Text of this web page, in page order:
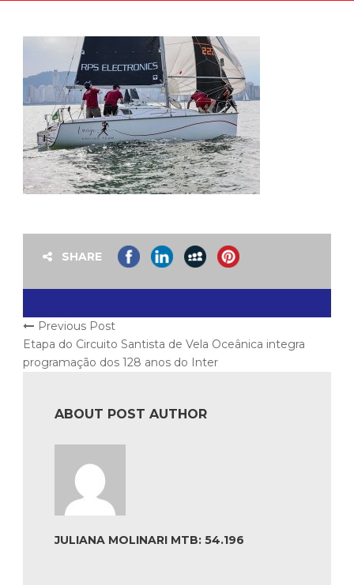
SHARE
Previous Post
Etapa do Circuito Santista de Vela Oceânica integra
programação dos 128 anos do Inter
ABOUT POST AUTHOR
JULIANA MOLINARI MTB: 54.196